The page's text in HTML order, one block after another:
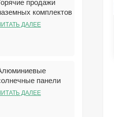
продажи
комплектов
для
ДАЛЕЕ
панели
стеллажная
ДАЛЕЕ